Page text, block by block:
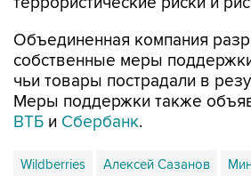
Объединенная компания
собственные меры
чьи товары пострадали в
Меры поддержки также
ВТБ и Сбербанк.
Wildberries Алексей Сазанов